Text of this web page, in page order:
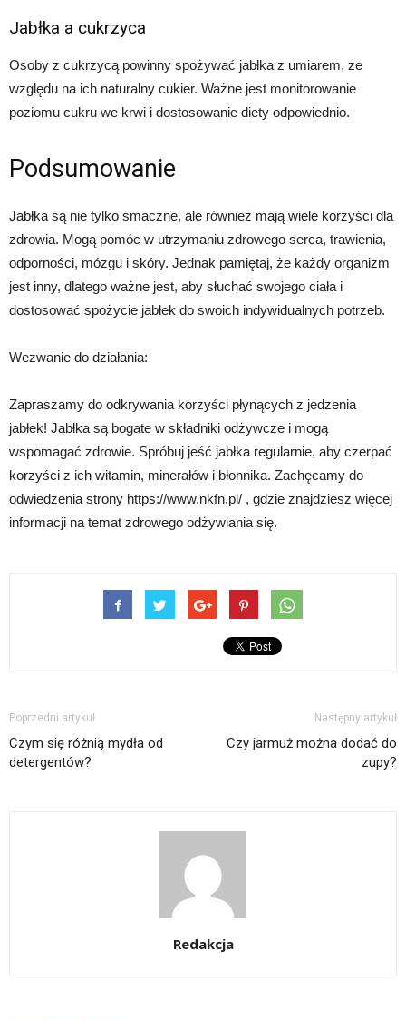
Jabłka a cukrzyca
Osoby z cukrzycą powinny spożywać jabłka z umiarem, ze
względu na ich naturalny cukier. Ważne jest monitorowanie
poziomu cukru we krwi i dostosowanie diety odpowiednio.
Podsumowanie
Jabłka są nie tylko smaczne, ale również mają wiele korzyści dla
zdrowia. Mogą pomóc w utrzymaniu zdrowego serca, trawienia,
odporności, mózgu i skóry. Jednak pamiętaj, że każdy organizm
jest inny, dlatego ważne jest, aby słuchać swojego ciała i
dostosować spożycie jabłek do swoich indywidualnych potrzeb.
Wezwanie do działania:
Zapraszamy do odkrywania korzyści płynących z jedzenia
jabłek! Jabłka są bogate w składniki odżywcze i mogą
wspomagać zdrowie. Spróbuj jeść jabłka regularnie, aby czerpać
korzyści z ich witamin, minerałów i błonnika. Zachęcamy do
odwiedzenia strony https://www.nkfn.pl/ , gdzie znajdziesz więcej
informacji na temat zdrowego odżywiania się.
Poprzedni artykuł
Czym się różnią mydła od
detergentów?
Następny artykuł
Czy jarmuż można dodać do
zupy?
Redakcja